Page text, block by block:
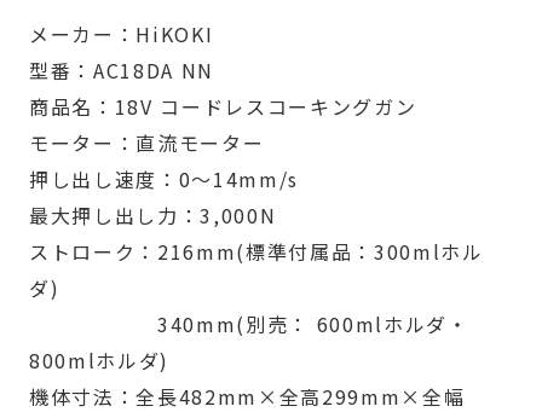
メーカー：HiKOKI
型番：AC18DA NN
商品名：18V コードレスコーキングガン
モーター：直流モーター
押し出し速度：0〜14mm/s
最大押し出し力：3,000N
ストローク：216mm(標準付属品：300mlホル
ダ)
340mm(別売： 600mlホルダ・
800mlホルダ)
機体寸法：全長482mm×全高299mm×全幅